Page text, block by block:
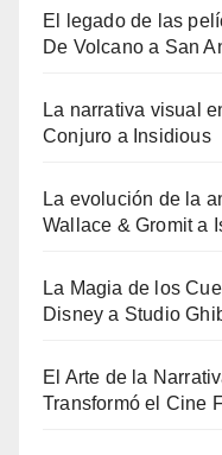
El legado de las
De Volcano a San
La narrativa visual
Conjuro a Insidious
La evolución de la
Wallace & Gromit a
La Magia de los
Disney a Studio
El Arte de la
Transformó el Cine